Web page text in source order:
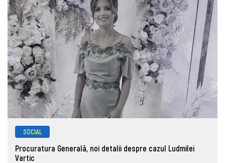
SOCIAL
Procuratura Generală, noi detalii despre cazul Ludmilei
Vartic